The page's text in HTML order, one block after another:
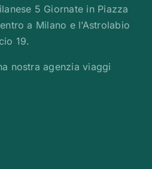
5 Giornate in Piazza
a Milano e l’Astrolabio
19.
nostra agenzia viaggi